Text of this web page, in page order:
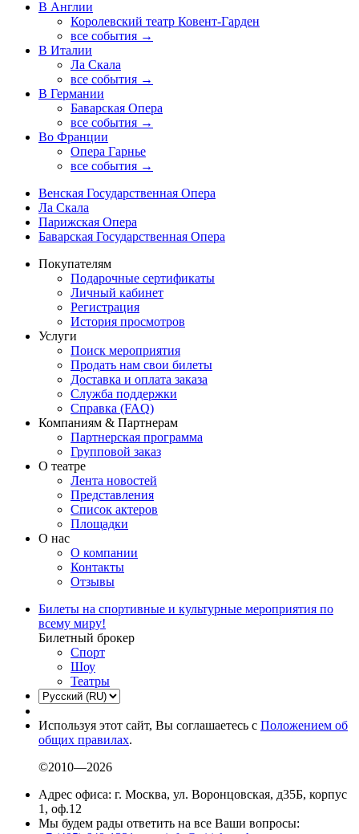
В Англии
Королевский театр Ковент-Гарден
все события →
В Италии
Ла Скала
все события →
В Германии
Баварская Опера
все события →
Во Франции
Опера Гарнье
все события →
Венская Государственная Опера
Ла Скала
Парижская Опера
Баварская Государственная Опера
Покупателям
Подарочные сертификаты
Личный кабинет
Регистрация
История просмотров
Услуги
Поиск мероприятия
Продать нам свои билеты
Доставка и оплата заказа
Служба поддержки
Справка (FAQ)
Компаниям & Партнерам
Партнерская программа
Групповой заказ
О театре
Лента новостей
Представления
Список актеров
Площадки
О нас
О компании
Контакты
Отзывы
Билеты на спортивные и культурные мероприятия по
всему миру!
Билетный брокер
Спорт
Шоу
Театры
Используя этот сайт, Вы соглашаетесь с Положением об
общих правилах.
©2010—2026
Адрес офиса: г. Москва, ул. Воронцовская, д35Б, корпус
1, оф.12
Мы будем рады ответить на все Ваши вопросы: